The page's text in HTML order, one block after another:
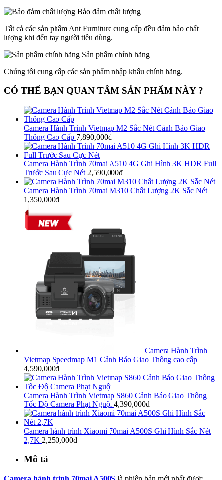
Bảo đảm chất lượng
Tất cả các sản phẩm Ant Furniture cung cấp đều đảm bảo chất
lượng khi đến tay người tiêu dùng.
Sản phẩm chính hãng
Chúng tôi cung cấp các sản phẩm nhập khẩu chính hãng.
CÓ THỂ BẠN QUAN TÂM SẢN PHẨM NÀY ?
Camera Hành Trình Vietmap M2 Sắc Nét Cảnh Báo Giao
Thông Cao Cấp 7,890,000đ
Camera Hành Trình 70mai A510 4G Ghi Hình 3K HDR Full
Trước Sau Cực Nét 2,590,000đ
Camera Hành Trình 70mai M310 Chất Lượng 2K Sắc Nét
1,350,000đ
Camera Hành Trình
Vietmap Speedmap M1 Cảnh Báo Giao Thông cao cấp
4,590,000đ
Camera Hành Trình Vietmap S860 Cảnh Báo Giao Thông
Tốc Độ Camera Phạt Nguội 4,390,000đ
Camera hành trình Xiaomi 70mai A500S Ghi Hình Sắc Nét
2,7K 2,250,000đ
Mô tả
Camera hành trình 70mai A500S là phiên bản mới nhất được